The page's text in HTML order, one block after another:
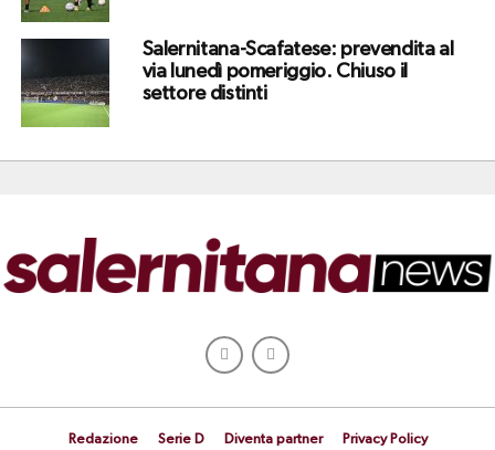
Salernitana-Scafatese: prevendita al
via lunedì pomeriggio. Chiuso il
settore distinti
Redazione Serie D Diventa partner Privacy Policy